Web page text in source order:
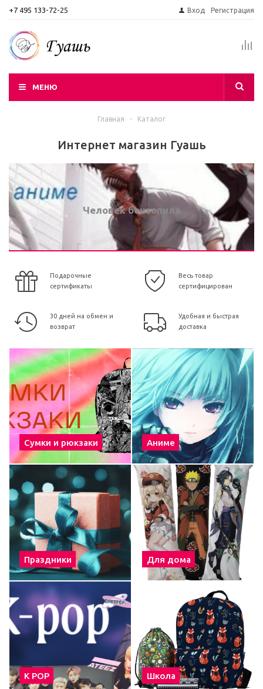
+7 495 133-72-25 Вход Регистрация
МЕНЮ
Главная - Каталог
Интернет магазин Гуашь
Человек бензопила
Подарочные
сертификаты
Весь товар
сертифицирован
30 дней на обмен и
возврат
Удобная и быстрая
доставка
Сумки и рюкзаки Аниме
Праздники Для дома
К POP Школа